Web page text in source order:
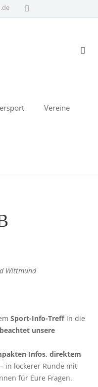
Vereine
Wittmund
Sport-Info-Treffin die
unsere
Infos, direktem
– in lockerer Runde mit
für Eure Fragen.